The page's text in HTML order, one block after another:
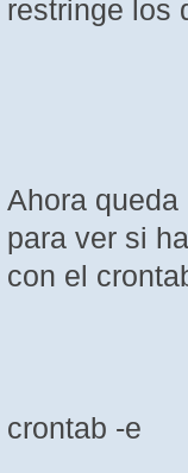
restringe los
Ahora
para ver si
con el
crontab -e